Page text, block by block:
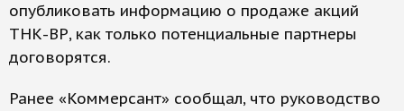
опубликовать информацию о продаже акций
ТНК-ВР, как только потенциальные партнеры
договорятся.
Ранее «Коммерсант» сообщал, что руководство